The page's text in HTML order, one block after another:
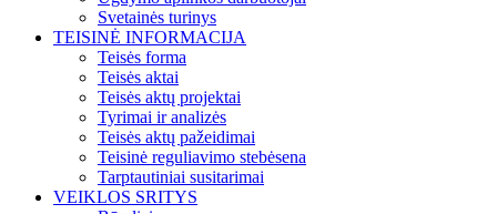
Svetainės turinys
TEISINĖ INFORMACIJA
Teisės forma
Teisės aktai
Teisės aktų projektai
Tyrimai ir analizės
Teisės aktų pažeidimai
Teisinė reguliavimo stebėsena
Tarptautiniai susitarimai
VEIKLOS SRITYS